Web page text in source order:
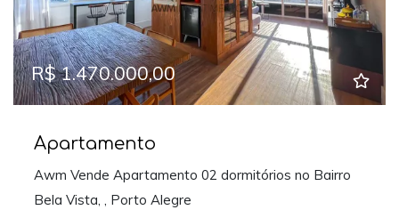
R$ 1.470.000,00
Apartamento
Awm Vende Apartamento 02 dormitórios no Bairro
Bela Vista, , Porto Alegre